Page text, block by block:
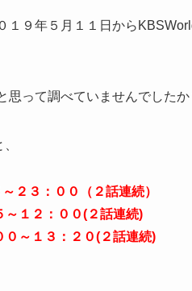
１９年５月１１日から
思って調べていませんでしたか
２３：００（２話連続）
～１２：００(２話連続)
～１３：２０(２話連続)